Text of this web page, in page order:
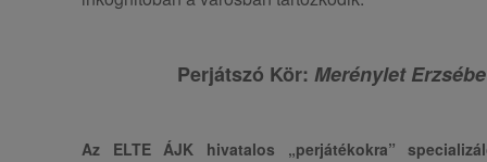
Perjátszó Kör: Merénylet
Az ELTE ÁJK hivatalos „perjátékokra”